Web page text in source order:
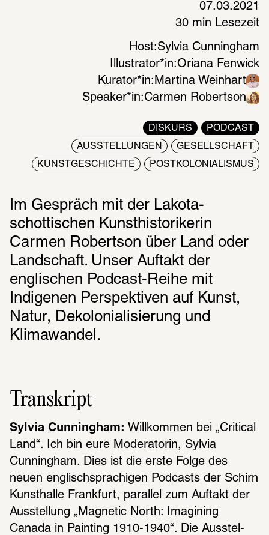
07.03.2021
30 min Lesezeit
Host:Sylvia Cunningham
Illustrator*in:Oriana Fenwick
Kurator*in: Martina Weinhart
Speaker*in:Carmen Robertson
DISKURS PODCAST
AUSSTELLUNGEN GESELLSCHAFT
KUNSTGESCHICHTE POSTKOLONIALISMUS
Im Gespräch mit der Lakota-
schottischen Kunsthistorikerin
Carmen Robertson über Land oder
Landschaft. Unser Auftakt der
englischen Podcast-Reihe mit
Indigenen Perspektiven auf Kunst,
Natur, Dekolonialisierung und
Klimawandel.
Transkript
Sylvia Cunningham: Will­kom­men bei „Critical
Land“. Ich bin eure Modera­to­rin, Sylvia
Cunningham. Dies ist die erste Folge des
neuen englisch­spra­chi­gen Podcasts der Schirn
Kunst­halle Frank­furt, paral­lel zum Auftakt der
Ausstel­lung „Magne­tic North: Imagi­ning
Canada in Pain­ting 1910-1940“. Die Ausstel­